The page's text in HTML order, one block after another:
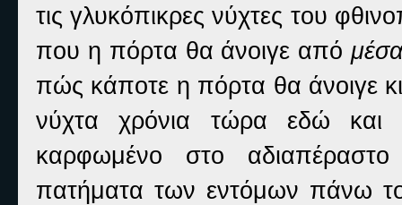
τις γλυκόπικρες νύχτες του
που η πόρτα θα άνοιγε από
πώς κάποτε η πόρτα θα άνοιγε
νύχτα χρόνια τώρα εδώ και
καρφωμένο στο
πατήματα των εντόμων πάνω